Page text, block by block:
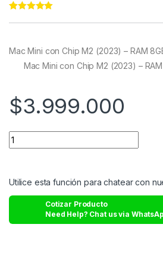
ratings
Mac Mini con Chip M2 (2023) – RAM
Mac Mini con Chip M2 (2023) –
$3.999.000
Utilice esta función para chatear con
Cotizar Producto
Need Help? Chat us via